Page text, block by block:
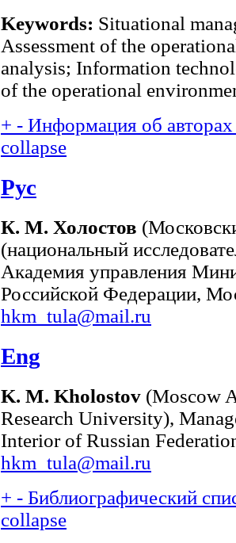
Keywords: Situational
Assessment of the
analysis; Information
of the operational
+ - Информация об
collapse
Рус
К. М. Холостов
(национальный
Академия управления
Российской Федерации,
hkm_tula@mail.ru
Eng
K. M. Kholostov (Moscow
Research University),
Interior of Russian
hkm_tula@mail.ru
+ - Библиографический
collapse